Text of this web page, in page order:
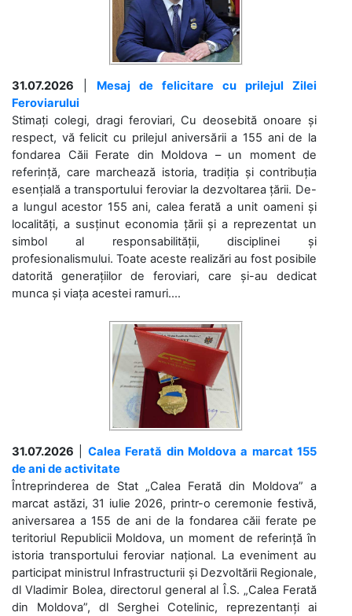
31.07.2026
Mesaj de felicitare cu prilejul Zilei
Feroviarului
Stimați colegi, dragi feroviari, Cu deosebită onoare și
respect, vă felicit cu prilejul aniversării a 155 ani de la
fondarea Căii Ferate din Moldova – un moment de
referință, care marchează istoria, tradiția și contribuția
esențială a transportului feroviar la dezvoltarea țării. De-
a lungul acestor 155 ani, calea ferată a unit oameni și
localități, a susținut economia țării și a reprezentat un
simbol al responsabilității, disciplinei și
profesionalismului. Toate aceste realizări au fost posibile
datorită generațiilor de feroviari, care și-au dedicat
munca și viața acestei ramuri....
31.07.2026
Calea Ferată din Moldova a marcat 155
de ani de activitate
Întreprinderea de Stat „Calea Ferată din Moldova” a
marcat astăzi, 31 iulie 2026, printr-o ceremonie festivă,
aniversarea a 155 de ani de la fondarea căii ferate pe
teritoriul Republicii Moldova, un moment de referință în
istoria transportului feroviar național. La eveniment au
participat ministrul Infrastructurii și Dezvoltării Regionale,
dl Vladimir Bolea, directorul general al Î.S. „Calea Ferată
din Moldova”, dl Serghei Cotelinic, reprezentanți ai